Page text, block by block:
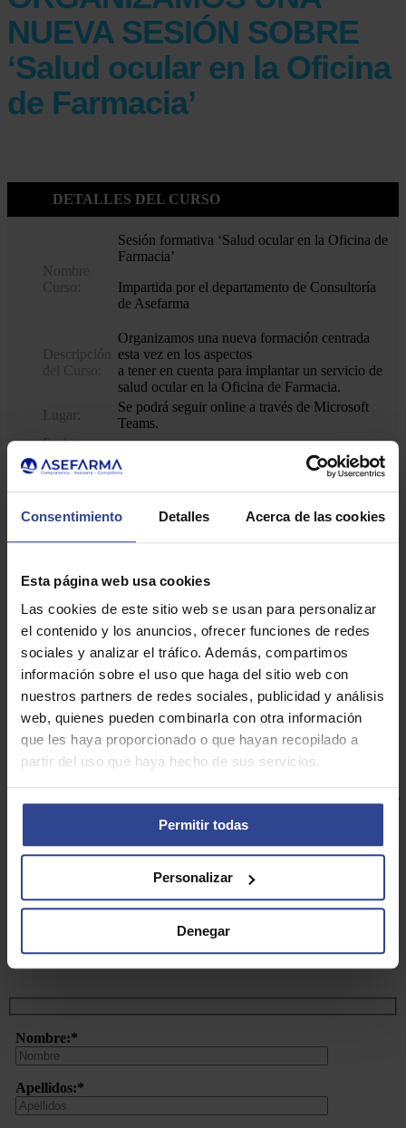
Consentimiento Detalles Acerca de las cookies
Esta página web usa cookies
Las cookies de este sitio web se usan para personalizar
el contenido y los anuncios, ofrecer funciones de redes
sociales y analizar el tráfico. Además, compartimos
información sobre el uso que haga del sitio web con
nuestros partners de redes sociales, publicidad y análisis
web, quienes pueden combinarla con otra información
que les haya proporcionado o que hayan recopilado a
partir del uso que haya hecho de sus servicios.
Permitir todas
Personalizar
Denegar
NUEVA SESIÓN SOBRE
‘Salud ocular en la Oficina
de Farmacia’
DETALLES DEL CURSO
Nombre
Curso:
Sesión formativa ‘Salud ocular en la Oficina de
Farmacia’
Impartida por el departamento de Consultoría
de Asefarma
Descripción
del Curso:
Organizamos una nueva formación centrada
esta vez en los aspectos
a tener en cuenta para implantar un servicio de
salud ocular en la Oficina de Farmacia.
Lugar:
Se podrá seguir online a través de Microsoft
Teams.
Fecha
Inicio:
Fecha Fin:
7 de marzo
Precio:
Gratuito
ACCEDE A MÁS
INFORMACIÓN SOBRE
ESTA CHARLA
INFORMATIVA
SESIÓN INFORMATIVA IMPARTIDA POR EL
DEPARTAMENTO DE CONSULTORÍA DE
Sesión informativa impartida por el departamento de Consultoría
de Asefarma en la que se abordarán las claves a tener en cuenta
para implantar un servicio de atención a la salud ocular en la
Nombre:*
Apellidos:*